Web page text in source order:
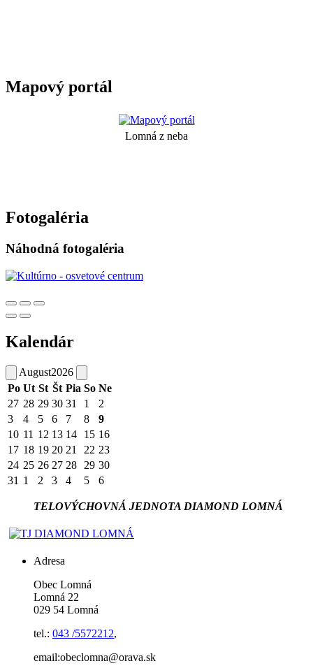
Mapový portál
Lomná z neba
Fotogaléria
Náhodná fotogaléria
Kalendár
August2026
Po Ut St Št Pia So Ne
27 28 29 30 31 1
2
3
4 5 6 7 8
9
10 11 12 13 14 15 16
17 18 19 20 21 22 23
24 25 26 27 28 29 30
31 1 2 3 4 5 6
TELOVÝCHOVNÁ JEDNOTA DIAMOND LOMNÁ
Adresa
Obec Lomná
Lomná 22
029 54 Lomná
tel.: 043 /5572212,
email:obeclomna@orava.sk